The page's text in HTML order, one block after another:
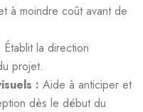
à moindre coût avant de
Établit la direction
projet.
: Aide à anticiper et
dès le début du